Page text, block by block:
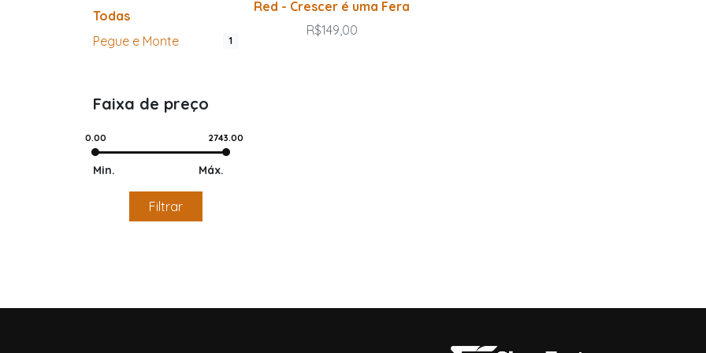
Todas
Pegue e Monte
1
Faixa de preço
0.00 2743.00
Min. Máx.
Filtrar
Red - Crescer é uma Fera
R$149,00